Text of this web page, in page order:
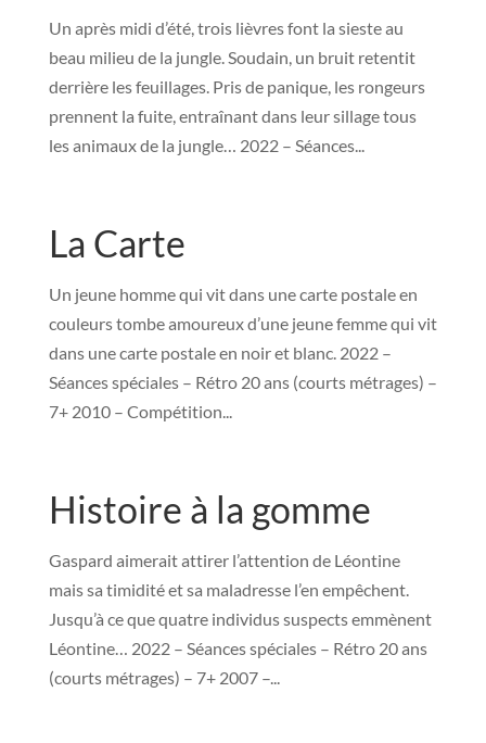
Un après midi d’été, trois lièvres font la sieste au
beau milieu de la jungle. Soudain, un bruit retentit
derrière les feuillages. Pris de panique, les rongeurs
prennent la fuite, entraînant dans leur sillage tous
les animaux de la jungle… 2022 – Séances...
La Carte
Un jeune homme qui vit dans une carte postale en
couleurs tombe amoureux d’une jeune femme qui vit
dans une carte postale en noir et blanc. 2022 –
Séances spéciales – Rétro 20 ans (courts métrages) –
7+ 2010 – Compétition...
Histoire à la gomme
Gaspard aimerait attirer l’attention de Léontine
mais sa timidité et sa maladresse l’en empêchent.
Jusqu’à ce que quatre individus suspects emmènent
Léontine… 2022 – Séances spéciales – Rétro 20 ans
(courts métrages) – 7+ 2007 –...